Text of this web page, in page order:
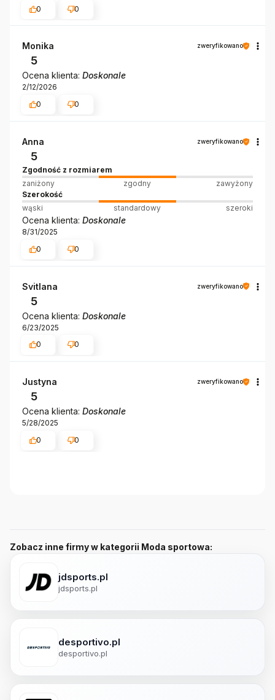
0
0
Monika zweryfikowano
5
Ocena klienta: Doskonale
2/12/2026
0
0
Anna zweryfikowano
5
Zgodność z rozmiarem
zaniżony
zgodny
zawyżony
Szerokość
wąski
standardowy szeroki
Ocena klienta: Doskonale
8/31/2025
0
0
Svitlana zweryfikowano
5
Ocena klienta: Doskonale
6/23/2025
0
0
Justyna zweryfikowano
5
Ocena klienta: Doskonale
5/28/2025
0
0
Zobacz inne firmy w kategorii Moda sportowa:
jdsports.pl
jdsports.pl
desportivo.pl
desportivo.pl